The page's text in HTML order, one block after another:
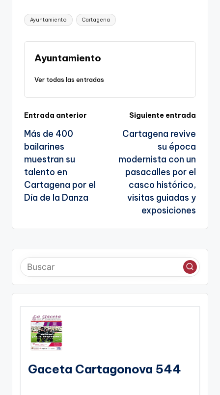
p
y
Li
n
k
c
e
b
o
o
ai
l
e
gr
a A
e
a
te
Etiquetas:
Ayuntamiento Cartagena
Ayuntamiento
Ver todas las entradas
Navegación
de
entradas
Entrada anterior
Más de 400
bailarines
muestran su
talento en
Cartagena por el
Día de la Danza
Siguiente entrada
Cartagena revive
su época
modernista con un
pasacalles por el
casco histórico,
visitas guiadas y
exposiciones
Gaceta Cartagonova 544